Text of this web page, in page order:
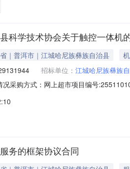
科学技术协会关于触控一体机
｜普洱市｜江城哈尼族彝族自治县
招标单位： 江城哈尼族彝族
况采购方式：网上超市项目编号
大内存/内置1900万像素摄像头）75
务的框架协议合同